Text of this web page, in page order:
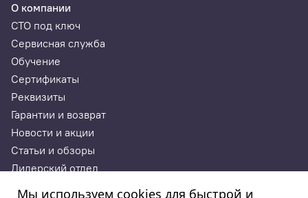
О компании
СТО под ключ
Сервисная служба
Обучение
Сертификаты
Реквизиты
Гарантии и возврат
Новости и акции
Статьи и обзоры
Дилерский отдел
Мы используем cookies для быстрой и